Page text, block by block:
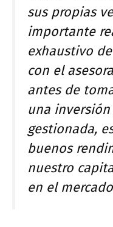
sus propias
importante
exhaustivo
con el
antes de
una
gestionada,
buenos
nuestro
en el